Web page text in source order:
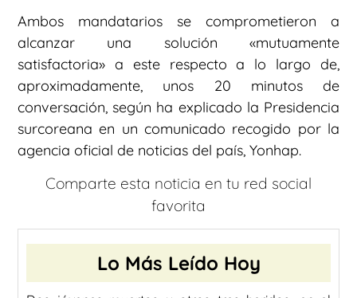
Ambos mandatarios se comprometieron a
alcanzar una solución «mutuamente
satisfactoria» a este respecto a lo largo de,
aproximadamente, unos 20 minutos de
conversación, según ha explicado la Presidencia
surcoreana en un comunicado recogido por la
agencia oficial de noticias del país, Yonhap.
Comparte esta noticia en tu red social
favorita
Lo Más Leído Hoy